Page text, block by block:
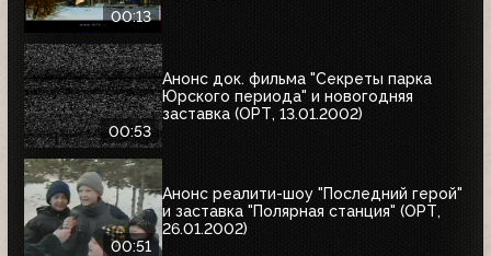
00:13
00:53
Анонс док. фильма "Секреты парка
Юрского периода" и новогодняя
заставка (ОРТ, 13.01.2002)
00:51
Анонс реалити-шоу "Последний герой"
и заставка "Полярная станция" (ОРТ,
26.01.2002)